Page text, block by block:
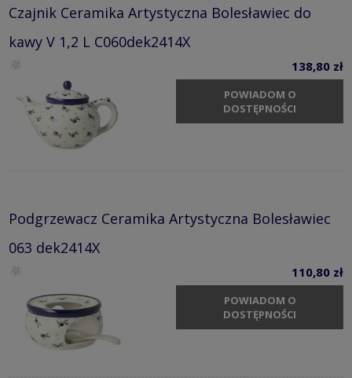
Czajnik Ceramika Artystyczna Bolesławiec do
kawy V 1,2 L C060dek2414X
138,80 zł
POWIADOM O
DOSTĘPNOŚCI
Podgrzewacz Ceramika Artystyczna Bolesławiec
063 dek2414X
110,80 zł
POWIADOM O
DOSTĘPNOŚCI